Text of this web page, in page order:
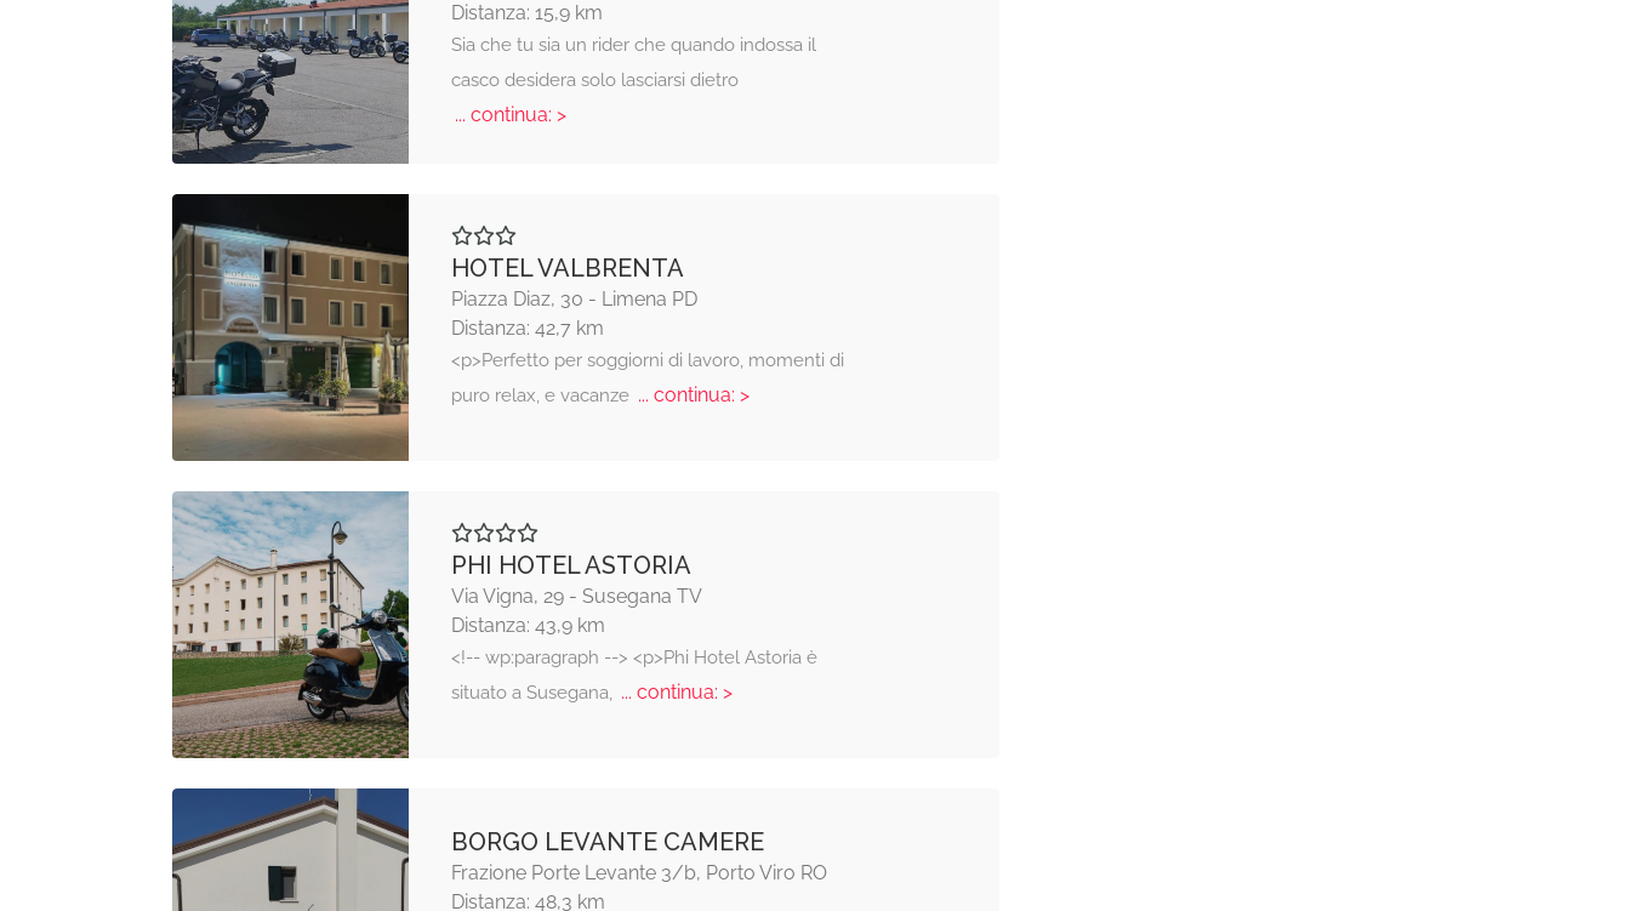
Distanza: 15,9 km
Sia che tu sia un rider che quando indossa il
casco desidera solo lasciarsi dietro
... continua: >
HOTEL VALBRENTA
Piazza Diaz, 30 - Limena PD
Distanza: 42,7 km
<p>Perfetto per soggiorni di lavoro, momenti di
puro relax, e vacanze... continua: >
PHI HOTEL ASTORIA
Via Vigna, 29 - Susegana TV
Distanza: 43,9 km
<!-- wp:paragraph --> <p>Phi Hotel Astoria è
situato a Susegana,... continua: >
BORGO LEVANTE CAMERE
Frazione Porte Levante 3/b, Porto Viro RO
Distanza: 48,3 km